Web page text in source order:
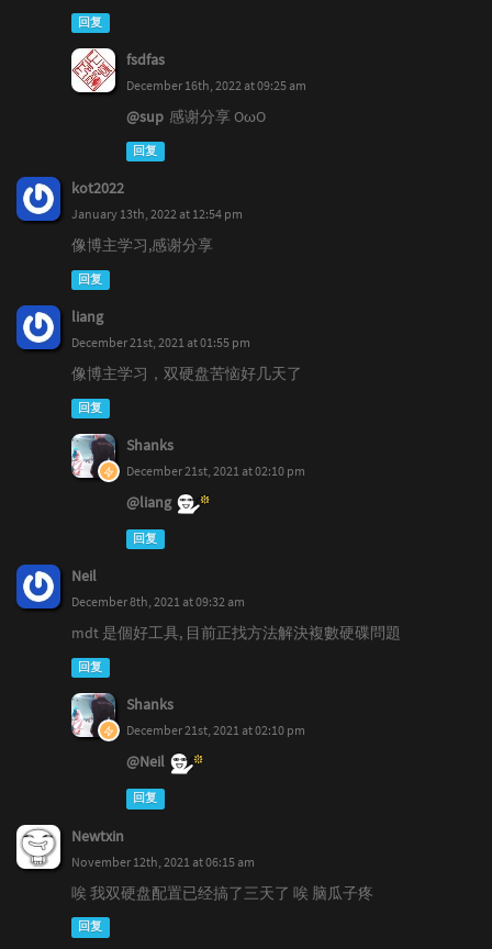
回复
fsdfas
December 16th, 2022 at 09:25 am
@sup 感谢分享 OωO
回复
kot2022
January 13th, 2022 at 12:54 pm
像博主学习,感谢分享
回复
liang
December 21st, 2021 at 01:55 pm
像博主学习，双硬盘苦恼好几天了
回复
Shanks
December 21st, 2021 at 02:10 pm
@liang
回复
Neil
December 8th, 2021 at 09:32 am
mdt 是個好工具, 目前正找方法解決複數硬碟問題
回复
Shanks
December 21st, 2021 at 02:10 pm
@Neil
回复
Newtxin
November 12th, 2021 at 06:15 am
唉 我双硬盘配置已经搞了三天了 唉 脑瓜子疼
回复